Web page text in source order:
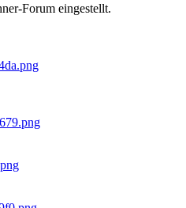
Forum eingestellt.